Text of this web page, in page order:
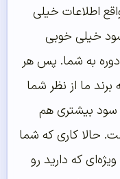
اطلاعات خیلی
خیلی خوبی
به شما. پس هر
ما از نظر شما
سود بیشتری هم
حالا کاری که شما
که دارید رو